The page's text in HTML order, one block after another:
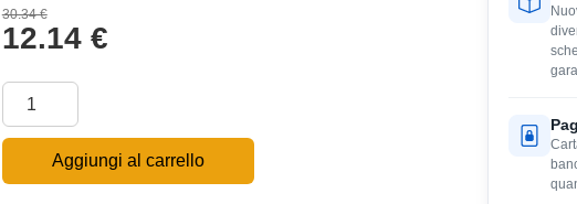
30.34 €
12.14 €
Aggiungi al carrello